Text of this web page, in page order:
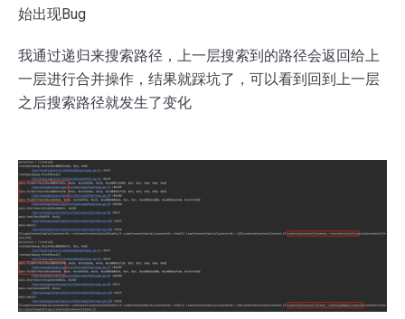
始出现Bug
我通过递归来搜索路径，上一层搜索到的路径会返回给上
一层进行合并操作，结果就踩坑了，可以看到回到上一层
之后搜索路径就发生了变化